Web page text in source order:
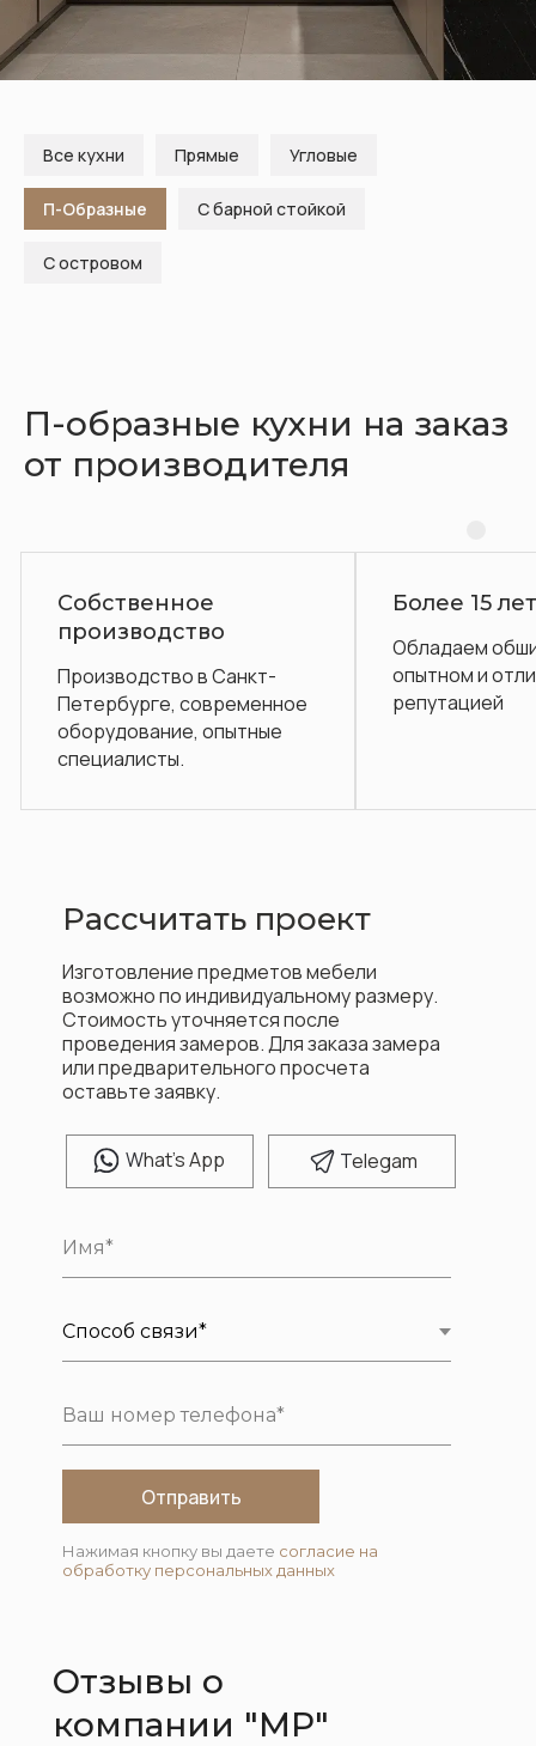
Все кухни Прямые Угловые
П-Образные С барной стойкой
С островом
П-образные кухни на заказ
от производителя
Более 15 лет на рынке
Обладаем обширным
опытном и отличной
репутацией
Гарантия
обслуживание
What's App Telegam
Рассчитать проект
Изготовление предметов мебели
возможно по индивидуальному размеру.
Стоимость уточняется после
проведения замеров. Для заказа замера
или предварительного просчета
оставьте заявку.
Отправить
Нажимая кнопку вы даете согласие на
обработку персональных данных
Отзывы о
компании "МР"